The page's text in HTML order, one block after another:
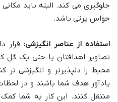
جلوگیری می کند. البته باید
حواس پرتی باشد.
استفاده از عناصر انگیزشی: قرار
تصاویر اهدافتان یا حتی یک گل
محیط را دلپذیرتر و انگیزشی تر
یادآور هدف شما باشند و در
منتقل کنند. این کار به شما